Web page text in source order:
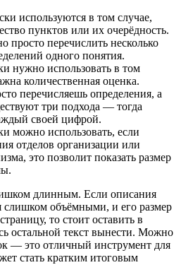
используются в том случае,
пунктов или их очерёдность.
просто перечислить несколько
одного понятия.
нужно использовать в том
количественная оценка.
перечисляешь определения, а
три подхода — тогда
своей цифрой.
можно использовать, если
отделов организации или
это позволит показать размер
длинным. Если описания
слишком объёмными, и его размер
то стоит оставить в
остальной текст вынести. Можно
— это отличный инструмент для
стать кратким итоговым